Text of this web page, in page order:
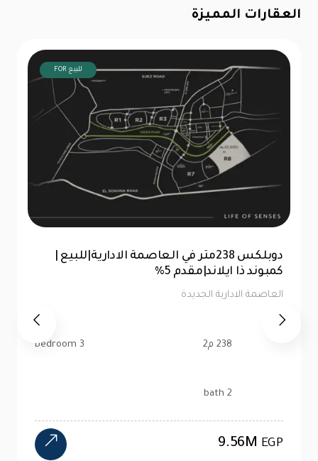
العقارات المميزة
FOR للبيع
للبيع |شقة 99 متر|كمبوند ذا ايلاند العاصمة
الإدارية |تقسيط 10سنين
العاصمة الادارية الجديدة
99 م2
4.47MEGP